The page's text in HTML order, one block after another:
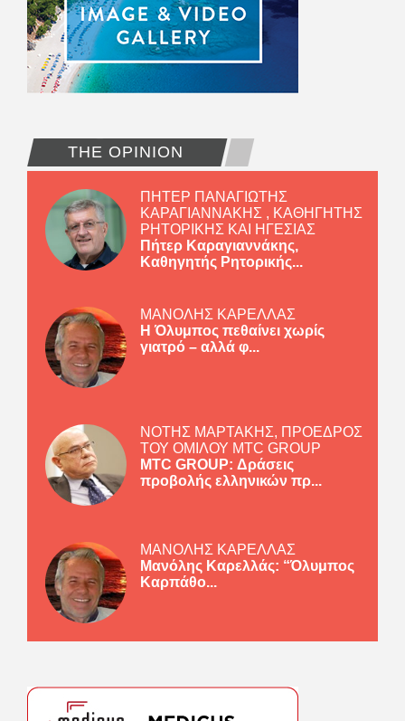
THE OPINION
ΠΗΤΕΡ ΠΑΝΑΓΙΩΤΗΣ
ΚΑΡΑΓΙΑΝΝΑΚΗΣ , ΚΑΘΗΓΗΤΗΣ
ΡΗΤΟΡΙΚΗΣ ΚΑΙ ΗΓΕΣΙΑΣ
Πήτερ Καραγιαννάκης,
Καθηγητής Ρητορικής...
ΜΑΝΟΛΗΣ ΚΑΡΕΛΛΑΣ
Η Όλυμπος πεθαίνει χωρίς
γιατρό – αλλά φ...
ΝΟΤΗΣ ΜΑΡΤΑΚΗΣ, ΠΡΟΕΔΡΟΣ
ΤΟΥ ΟΜΙΛΟΥ MTC GROUP
MTC GROUP: Δράσεις
προβολής ελληνικών πρ...
ΜΑΝΟΛΗΣ ΚΑΡΕΛΛΑΣ
Μανόλης Καρελλάς: “Όλυμπος
Καρπάθο...